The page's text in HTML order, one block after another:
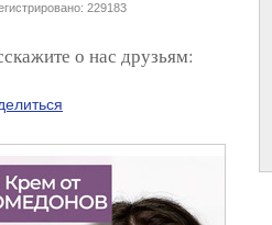
229183
о нас друзьям: